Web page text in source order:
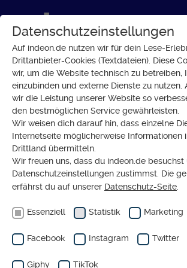
SERIE
Ehrenamtlich aktiv
Mutmacher für andere
Datenschutzeinstellungen
Auf indeon.de nutzen wir für dein Lese-
Drittanbieter-Cookies (Textdateien). Diese
wir, um die Website technisch zu betreiben,
einzubinden und externe Dienste zu nutzen.
wir die Leistung unserer Website so
den bestmöglichen Service gewährleisten.
Wir weisen dich darauf hin, dass einzelne
Internetseite möglicherweise Informationen
Drittland übermitteln.
Wir freuen uns, dass du indeon.de besuchst
Datenschutzeinstellungen zustimmst. Die
erfährst du auf unserer Datenschutz-Seite
Essenziell Statistik Marketing
Facebook Instagram Twitter
Giphy TikTok